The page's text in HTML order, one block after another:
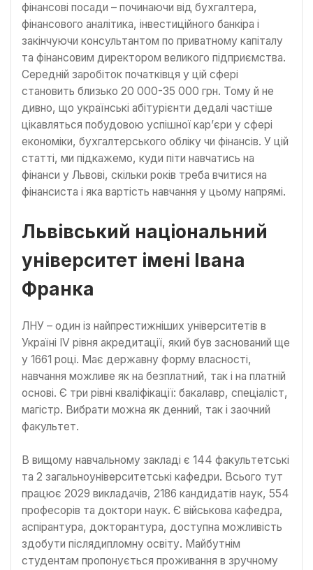
фінансові посади – починаючи від бухгалтера,
фінансового аналітика, інвестиційного банкіра і
закінчуючи консультантом по приватному капіталу
та фінансовим директором великого підприємства.
Середній заробіток початківця у цій сфері
становить близько 20 000-35 000 грн. Тому й не
дивно, що українські абітурієнти дедалі частіше
цікавляться побудовою успішної кар’єри у сфері
економіки, бухгалтерського обліку чи фінансів. У цій
статті, ми підкажемо, куди піти навчатись на
фінанси у Львові, скільки років треба вчитися на
фінансиста і яка вартість навчання у цьому напрямі.
Львівський національний
університет імені Івана
Франка
ЛНУ – один із найпрестижніших університетів в
Україні IV рівня акредитації, який був заснований ще
у 1661 році. Має державну форму власності,
навчання можливе як на безплатний, так і на платній
основі. Є три рівні кваліфікації: бакалавр, спеціаліст,
магістр. Вибрати можна як денний, так і заочний
факультет.
В вищому навчальному закладі є 144 факультетські
та 2 загальноуніверситетські кафедри. Всього тут
працює 2029 викладачів, 2186 кандидатів наук, 554
професорів та доктори наук. Є військова кафедра,
аспірантура, докторантура, доступна можливість
здобути післядипломну освіту. Майбутнім
студентам пропонується проживання в зручному